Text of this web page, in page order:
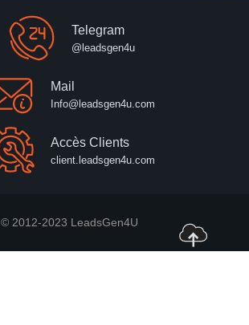
Telegram
@leadsgen4u
Mail
Info@leadsgen4u.com
Accès Clients
client.leadsgen4u.com
© 2012-2023 LeadsGen4U